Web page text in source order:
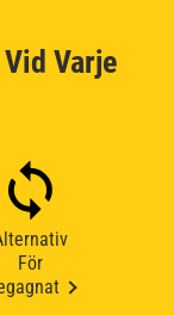
Varje
För